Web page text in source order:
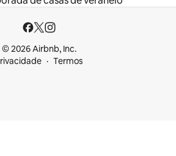
© 2026 Airbnb, Inc.
Termos